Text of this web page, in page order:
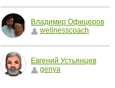
Владимир Офицеров
wellnesscoach
Евгений Устьянцев
genya